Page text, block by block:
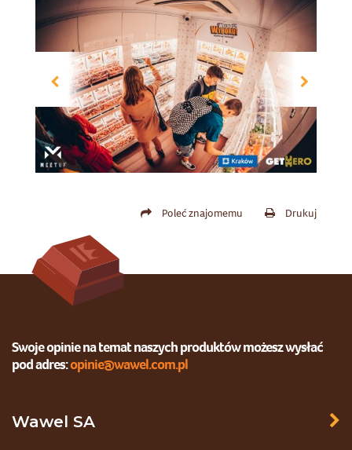
Poleć znajomemu Drukuj
Swoje opinie na temat naszych produktów możesz wysłać
pod adres:opinie@wawel.com.pl
Wawel SA